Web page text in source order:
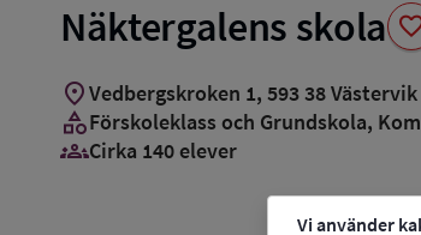
Vi använder
Näktergalens skola
location_onVedbergskroken 1, 593 38Västervik
categoryFörskoleklass och Grundskola,
groups_3Cirka 140 elever